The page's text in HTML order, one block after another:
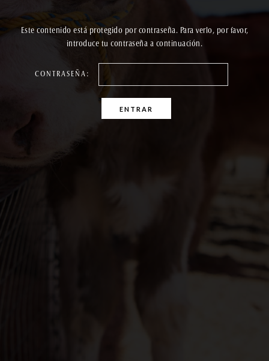
Este contenido está protegido por contraseña. Para verlo, por favor,
introduce tu contraseña a continuación.
CONTRASEÑA: